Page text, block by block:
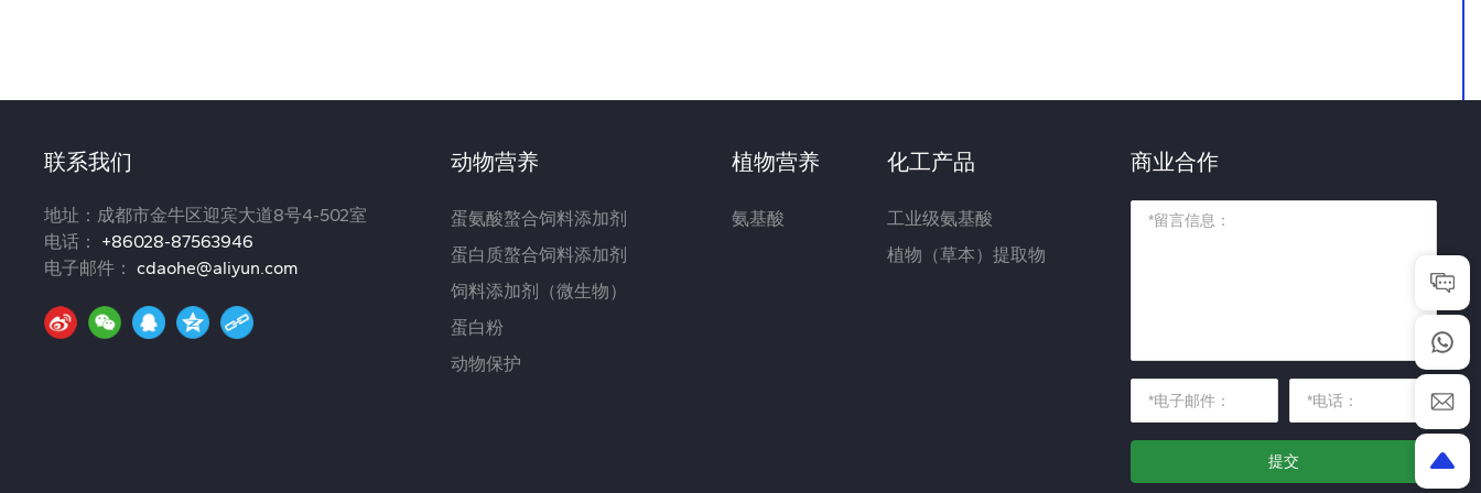
联系我们
地址：成都市金牛区迎宾大道8号4-502室
电话： +86028-87563946
电子邮件：cdaohe@aliyun.com
动物营养
蛋氨酸螯合饲料添加剂
蛋白质螯合饲料添加剂
饲料添加剂（微生物）
蛋白粉
动物保护
植物营养
氨基酸
化工产品
工业级氨基酸
植物（草本）提取物
商业合作
提交